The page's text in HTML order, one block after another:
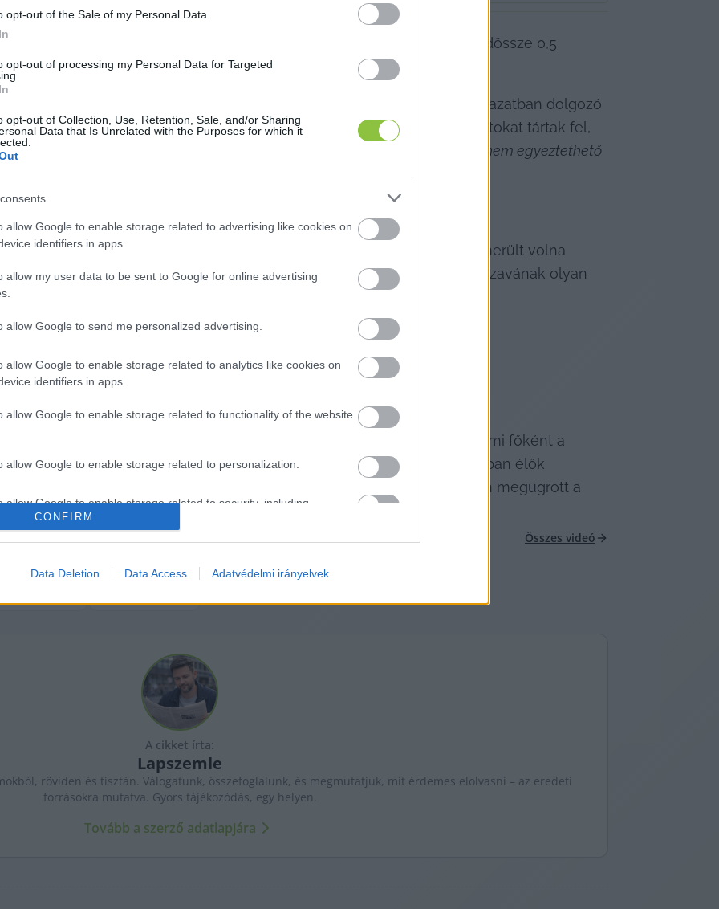
opt-out of the Sale of my Personal Data.
opt-out of processing my Personal Data for Targeted
opt-out of Collection, Use, Retention, Sale, and/or Sharing
Data that Is Unrelated with the Purposes for which it
allow Google to enable storage related to advertising like cookies on
identifiers in apps.
allow my user data to be sent to Google for online advertising
allow Google to send me personalized advertising.
allow Google to enable storage related to analytics like cookies on
identifiers in apps.
allow Google to enable storage related to functionality of the website
allow Google to enable storage related to personalization.
allow Google to enable storage related to security, including
functionality and fraud prevention, and other user protection.
CONFIRM
Data Deletion Data Access Adatvédelmi irányelvek
során eddig összesen 13 464 vizsgálat folyt le, az alanyok mindössze 0,5
problémát, szám szerint 75 esetben – tudta meg a
Népszava
Nemzeti Védelmi Szolgálat (NVSZ) emberei azt ellenőrzik, hogy az ágazatban dolgozó
életvitelt folytatnak-e. A 75 esetben büntetett előéletre vonatkozó adatokat tártak fel,
gyermekek fejlődéséhez szükséges védelemmel és gondoskodással össze nem egyeztethető
a lapot.
a szolgálat, így azt sem lehet kétséget kizáróan állítani, hogy felmerült volna
nem kizárható, hogy volt ilyen eset, mert az NVSZ nem tett a Népszavának olyan
merült fel ilyen megállapítás.
válasza volt a tavaly februárban kirobbant kegyelmi botrányra, és ami főként a
A vizsgálat során a gyermekvédelmi szakemberekkel egy háztartásban élők
intézményvezetőt is súlyos erkölcsi dilemmák elé állított, miközben megugrott a
Összes videó
A cikket írta:
Lapszemle
röviden és tisztán. Válogatunk, összefoglalunk, és megmutatjuk, mit érdemes elolvasni – az eredeti
forrásokra mutatva. Gyors tájékozódás, egy helyen.
Tovább a szerző adatlapjára